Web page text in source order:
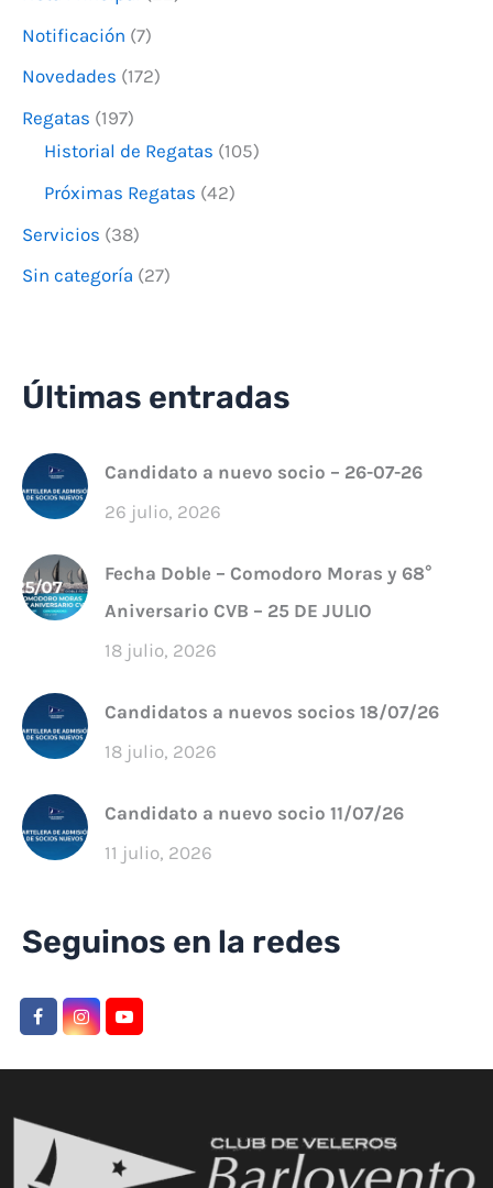
Notificación (7)
Novedades (172)
Regatas (197)
Historial de Regatas (105)
Próximas Regatas (42)
Servicios (38)
Sin categoría (27)
Últimas entradas
Candidato a nuevo socio – 26-07-26
26 julio, 2026
Fecha Doble – Comodoro Moras y 68°
Aniversario CVB – 25 DE JULIO
18 julio, 2026
Candidatos a nuevos socios 18/07/26
18 julio, 2026
Candidato a nuevo socio 11/07/26
11 julio, 2026
Seguinos en la redes